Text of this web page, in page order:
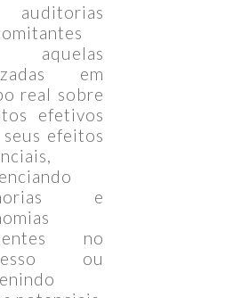
aquelas
em
real sobre
efetivos
seus efeitos
e
no
ou